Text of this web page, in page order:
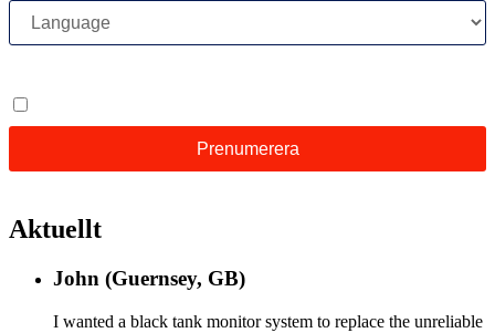
Aktuellt
John (Guernsey, GB)
I wanted a black tank monitor system to replace the unreliable